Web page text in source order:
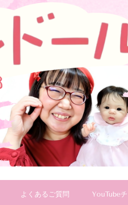
よくあるご質問 YouTube